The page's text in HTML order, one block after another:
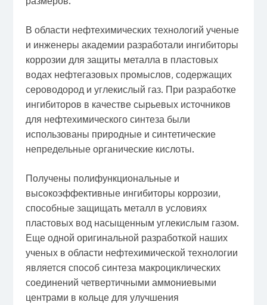
В области нефтехимических технологий ученые
и инженеры академии разработали ингибиторы
коррозии для защиты металла в пластовых
водах нефтегазовых промыслов, содержащих
сероводород и углекислый газ. При разработке
ингибиторов в качестве сырьевых источников
для нефтехимического синтеза были
использованы природные и синтетические
непредельные органические кислоты.
Получены полифункциональные и
высокоэффективные ингибиторы коррозии,
способные защищать металл в условиях
пластовых вод насыщенным углекислым газом.
Еще одной оригинальной разработкой наших
ученых в области нефтехимической технологии
является способ синтеза макроциклических
соединений четвертичными аммониевыми
центрами в кольце для улучшения